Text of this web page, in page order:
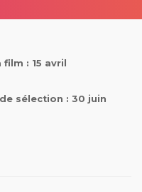
: 15 avril
sélection : 30 juin